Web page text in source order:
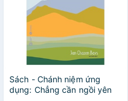
Sách - Chánh niệm ứng
dụng: Chẳng cần ngồi yên